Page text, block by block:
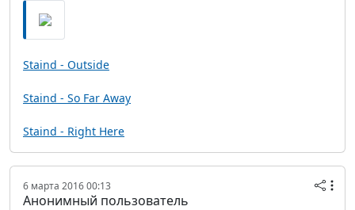
Staind - Outside
Staind - So Far Away
Staind - Right Here
6 марта 2016 00:13
Анонимный пользователь